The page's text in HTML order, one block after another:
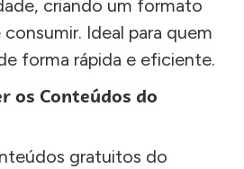
criando um formato
Ideal para quem
forma rápida e eficiente.
os Conteúdos do
gratuitos do